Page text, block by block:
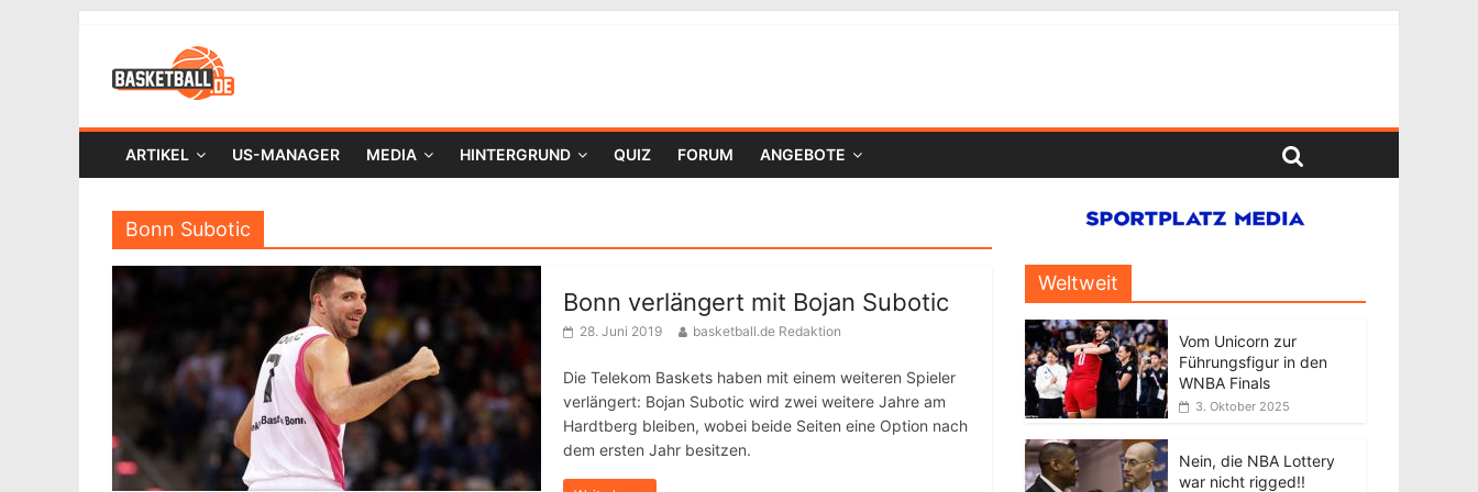
ARTIKEL US-MANAGER MEDIA HINTERGRUND QUIZ FORUM ANGEBOTE
Bonn Subotic
Bonn verlängert mit Bojan Subotic
28. Juni 2019 basketball.de Redaktion
Die Telekom Baskets haben mit einem weiteren Spieler
verlängert: Bojan Subotic wird zwei weitere Jahre am
Hardtberg bleiben, wobei beide Seiten eine Option nach
dem ersten Jahr besitzen.
Weltweit
Vom Unicorn zur
Führungsfigur in den
WNBA Finals
3. Oktober 2025
Nein, die NBA Lottery
war nicht rigged!!